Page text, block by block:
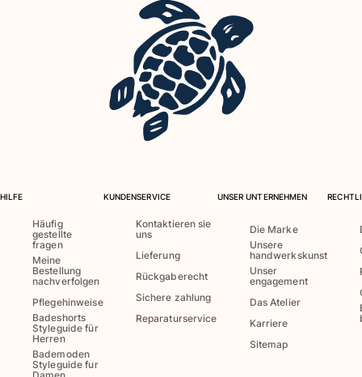
Alle Mädchen anzeigen
Rashguard
Bekleidung
Kleider und Röcke
Shorts
Alle Bekleidung anzeigen
Babys
HILFE
Häufig
gestellte
fragen
Meine
Bestellung
nachverfolgen
Pflegehinweise
Badeshorts
Styleguide für
Herren
Bademoden
Styleguide fur
KUNDENSERVICE
Kontaktieren sie
uns
Lieferung
Rückgaberecht
Sichere zahlung
Reparaturservice
UNSER UNTERNEHMEN
Die Marke
Unsere
handwerkskunst
Unser
engagement
Das Atelier
Karriere
Sitemap